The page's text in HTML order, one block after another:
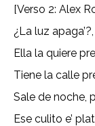
[Verso 2: Alex
¿La luz
Ella la quiere
Tiene la calle
Sale de noche,
Ese culito e’